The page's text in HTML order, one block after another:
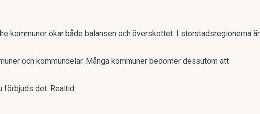
kommuner ökar både balansen och överskottet. I storstadsregionerna är
och kommundelar. Många kommuner bedömer dessutom att
förbjuds det. Realtid